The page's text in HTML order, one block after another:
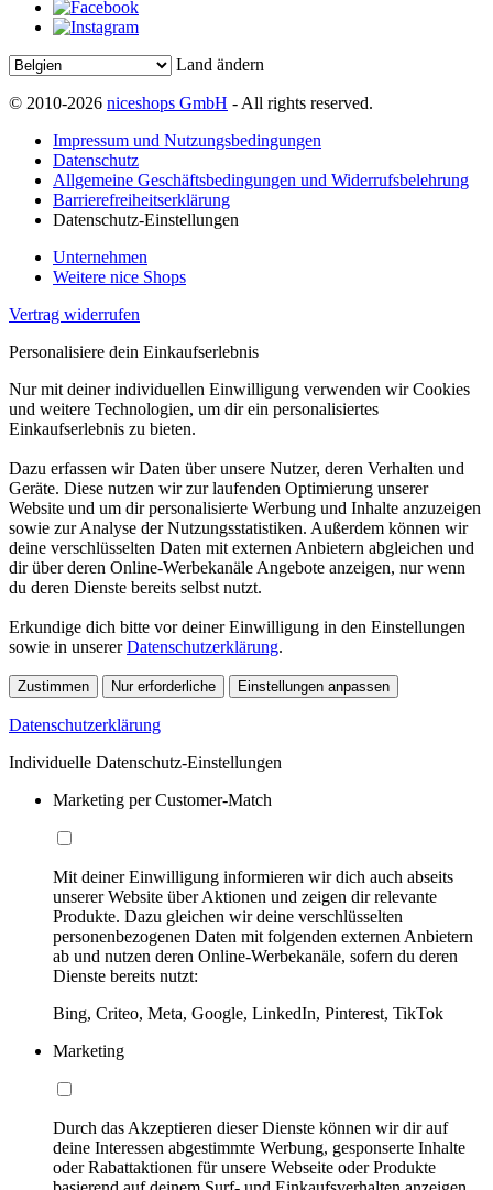
Land ändern
© 2010-2026 niceshops GmbH - All rights reserved.
Impressum und Nutzungsbedingungen
Datenschutz
Allgemeine Geschäftsbedingungen und Widerrufsbelehrung
Barrierefreiheitserklärung
Datenschutz-Einstellungen
Unternehmen
Weitere nice Shops
Vertrag widerrufen
Personalisiere dein Einkaufserlebnis
Nur mit deiner individuellen Einwilligung verwenden wir Cookies
und weitere Technologien, um dir ein personalisiertes
Einkaufserlebnis zu bieten.
Dazu erfassen wir Daten über unsere Nutzer, deren Verhalten und
Geräte. Diese nutzen wir zur laufenden Optimierung unserer
Website und um dir personalisierte Werbung und Inhalte anzuzeigen
sowie zur Analyse der Nutzungsstatistiken. Außerdem können wir
deine verschlüsselten Daten mit externen Anbietern abgleichen und
dir über deren Online-Werbekanäle Angebote anzeigen, nur wenn
du deren Dienste bereits selbst nutzt.
Erkundige dich bitte vor deiner Einwilligung in den Einstellungen
sowie in unsererDatenschutzerklärung.
Zustimmen Nur erforderliche Einstellungen anpassen
Datenschutzerklärung
Individuelle Datenschutz-Einstellungen
Marketing per Customer-Match
Mit deiner Einwilligung informieren wir dich auch abseits
unserer Website über Aktionen und zeigen dir relevante
Produkte. Dazu gleichen wir deine verschlüsselten
personenbezogenen Daten mit folgenden externen Anbietern
ab und nutzen deren Online-Werbekanäle, sofern du deren
Dienste bereits nutzt:
Bing, Criteo, Meta, Google, LinkedIn, Pinterest, TikTok
Marketing
Durch das Akzeptieren dieser Dienste können wir dir auf
deine Interessen abgestimmte Werbung, gesponserte Inhalte
oder Rabattaktionen für unsere Webseite oder Produkte